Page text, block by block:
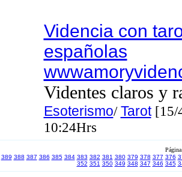
Videncia con
españolas
Videntes claros y
Esoterismo/Tarot[15/
10:24Hrs
389 388 387 386 385 384 383 382 381 380 379 378 377 376
352 351 350 349 348 347 346 345